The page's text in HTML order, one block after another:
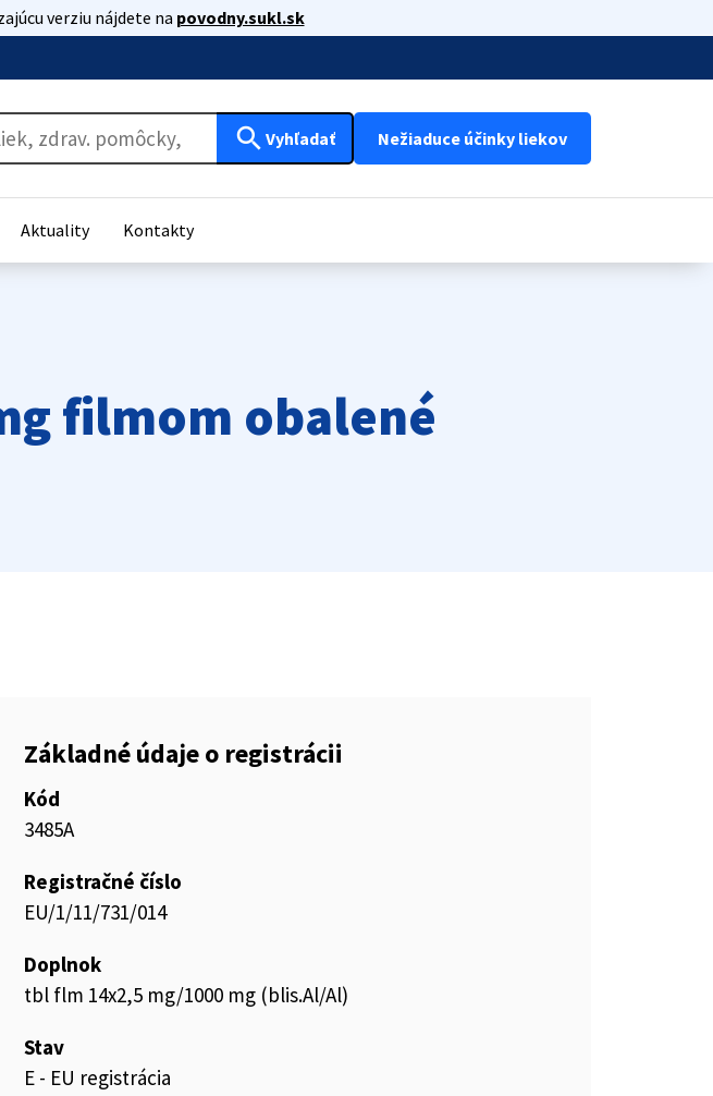
verziu nájdete na povodny.sukl.sk
search Vyhľadať Nežiaduce účinky liekov
Aktuality Kontakty
filmom obalené
Základné údaje o registrácii
Kód
3485A
Registračné číslo
EU/1/11/731/014
Doplnok
tbl flm 14x2,5 mg/1000 mg (blis.Al/Al)
Stav
E - EU registrácia